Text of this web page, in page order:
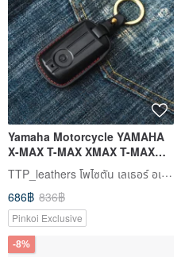
Yamaha Motorcycle YAMAHA
X-MAX T-MAX XMAX T-MAX
Motorcycle Key Case
TTP_leathers โพไซตัน เลเธอร์ อเทลิเยร์
686฿ 836฿
Pinkoi Exclusive
-8%